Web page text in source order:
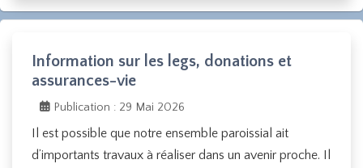
Information sur les legs, donations et
assurances-vie
Publication : 29 Mai 2026
Il est possible que notre ensemble paroissial ait
d’importants travaux à réaliser dans un avenir proche. Il